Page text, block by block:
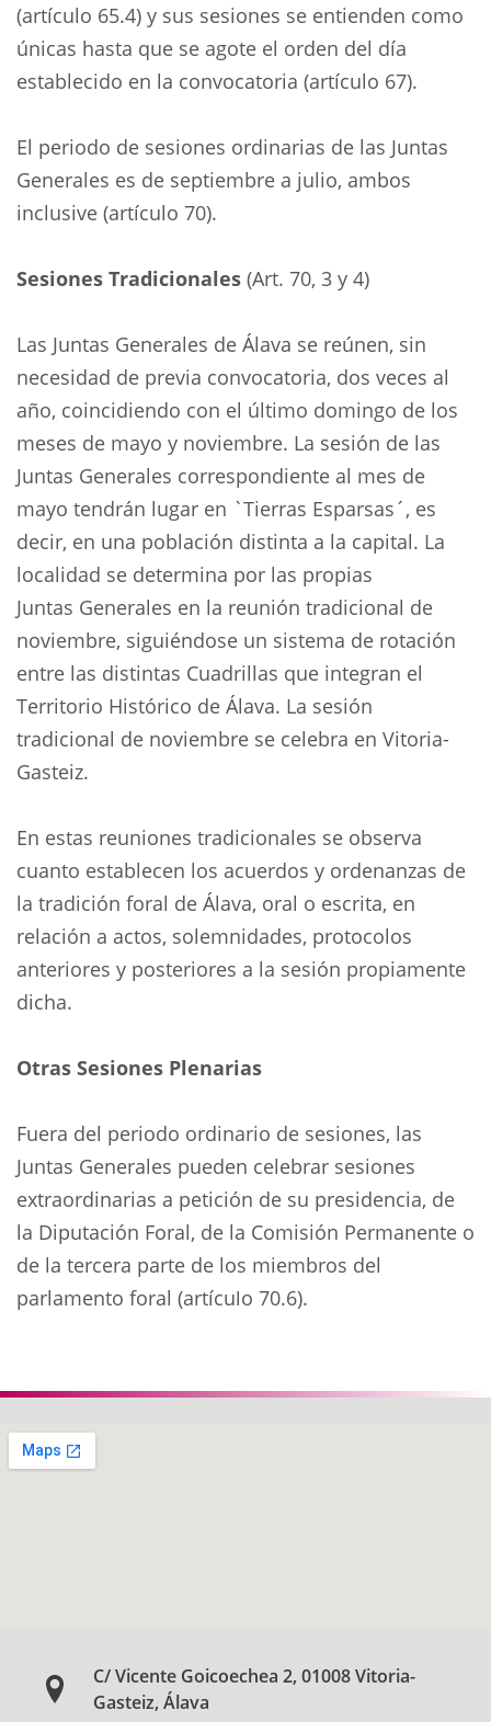
(artículo 65.4) y sus sesiones se entienden como
únicas hasta que se agote el orden del día
establecido en la convocatoria (artículo 67).
El periodo de sesiones ordinarias de las Juntas
Generales es de septiembre a julio, ambos
inclusive (artículo 70).
Sesiones Tradicionales (Art. 70, 3 y 4)
Las Juntas Generales de Álava se reúnen, sin
necesidad de previa convocatoria, dos veces al
año, coincidiendo con el último domingo de los
meses de mayo y noviembre. La sesión de las
Juntas Generales correspondiente al mes de
mayo tendrán lugar en `Tierras Esparsas´, es
decir, en una población distinta a la capital. La
localidad se determina por las propias
Juntas Generales en la reunión tradicional de
noviembre, siguiéndose un sistema de rotación
entre las distintas Cuadrillas que integran el
Territorio Histórico de Álava. La sesión
tradicional de noviembre se celebra en Vitoria-
Gasteiz.
En estas reuniones tradicionales se observa
cuanto establecen los acuerdos y ordenanzas de
la tradición foral de Álava, oral o escrita, en
relación a actos, solemnidades, protocolos
anteriores y posteriores a la sesión propiamente
dicha.
Otras Sesiones Plenarias
Fuera del periodo ordinario de sesiones, las
Juntas Generales pueden celebrar sesiones
extraordinarias a petición de su presidencia, de
la Diputación Foral, de la Comisión Permanente o
de la tercera parte de los miembros del
parlamento foral (artículo 70.6).
C/ Vicente Goicoechea 2, 01008 Vitoria-
Gasteiz, Álava